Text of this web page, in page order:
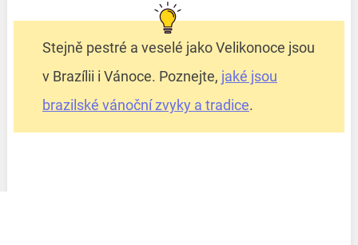
Stejně pestré a veselé jako Velikonoce jsou
v Brazílii i Vánoce. Poznejte, jaké jsou
brazilské vánoční zvyky a tradice.